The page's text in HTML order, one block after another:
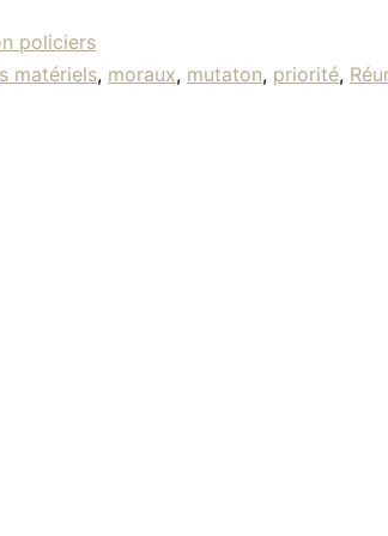
policiers
matériels, moraux, mutaton, priorité,